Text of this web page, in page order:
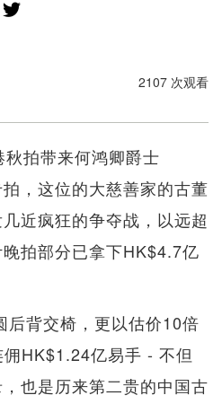
2107 次观看
拍带来何鸿卿爵士
，这位的大慈善家的古董
近疯狂的争夺战，以远超
拍部分已拿下HK$4.7亿
后背交椅，更以估价10倍
HK$1.24亿易手 - 不但
也是历来第二贵的中国古